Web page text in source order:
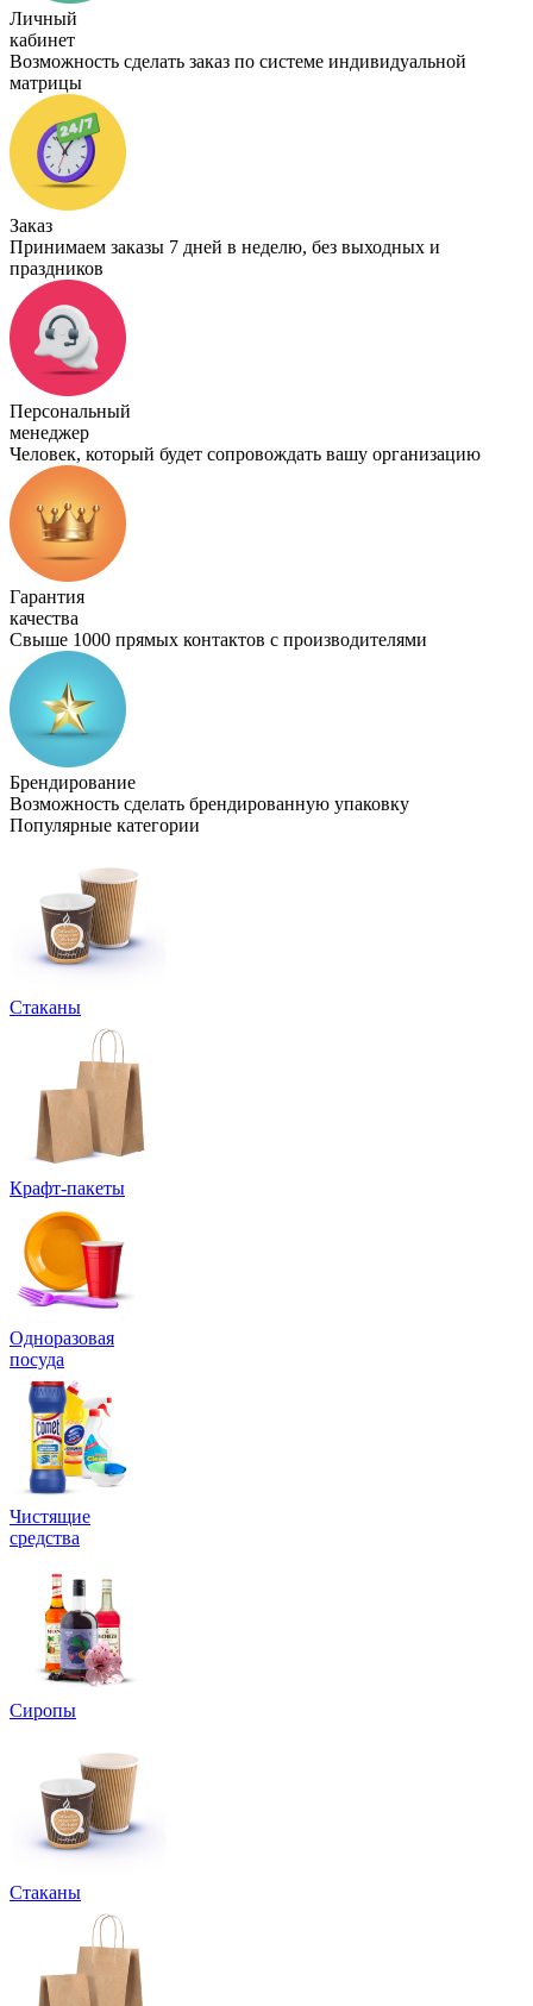
Личный
кабинет
Возможность сделать заказ по системе индивидуальной
матрицы
Заказ
Принимаем заказы 7 дней в неделю, без выходных и
праздников
Персональный
менеджер
Человек, который будет сопровождать вашу организацию
Гарантия
качества
Свыше 1000 прямых контактов с производителями
Брендирование
Возможность сделать брендированную упаковку
Популярные категории
Стаканы
Крафт-пакеты
Одноразовая
посуда
Чистящие
средства
Сиропы
Стаканы